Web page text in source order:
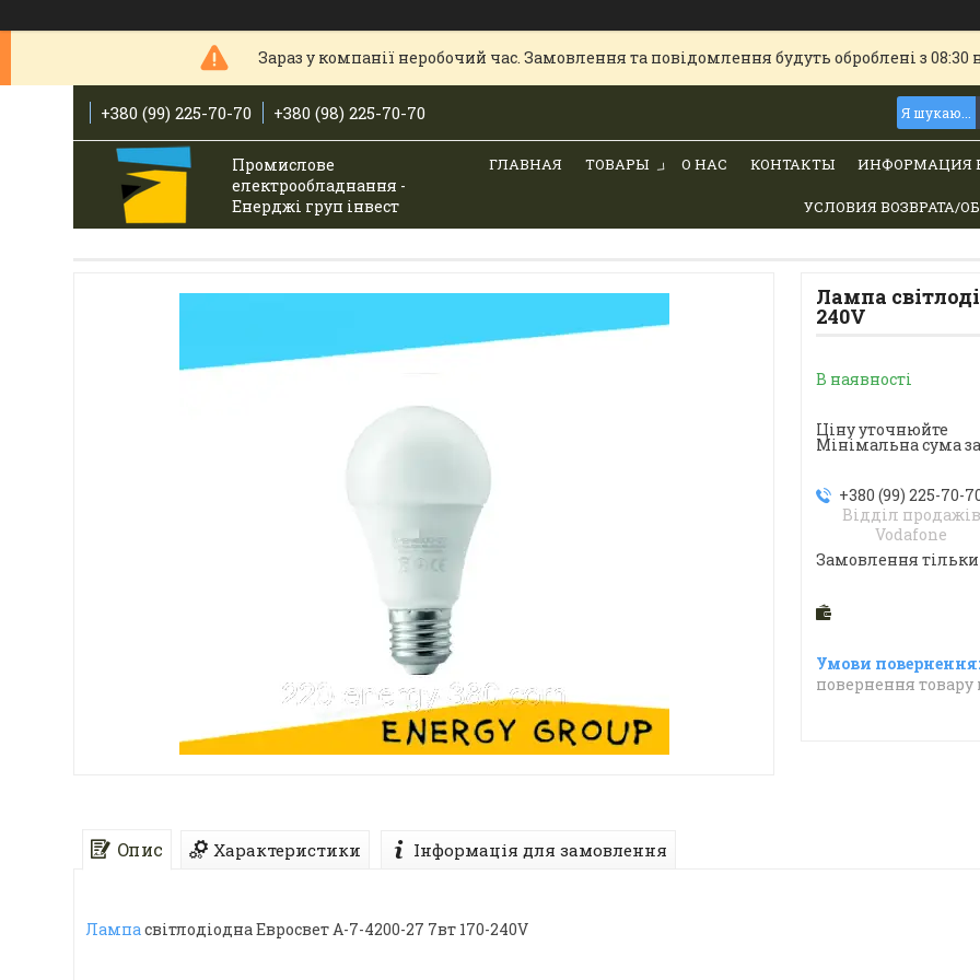
Зараз у компанії неробочий час. Замовлення та повідомлення будуть оброблені з
+380 (99) 225-70-70 +380 (98) 225-70-70
Промислове
електрообладнання -
Енерджі груп інвест
ГЛАВНАЯ ТОВАРЫ О НАС КОНТАКТЫ ИНФОРМАЦИЯ
УСЛОВИЯ ВОЗВРАТА/
Лампа
240V
В наявності
Ціну уточнюйте
Мінімальна сума
+380 (99) 225-70-
Відділ продажів
Vodafone
Замовлення
повернення
Опис Характеристики Інформація для замовлення
Лампасвітлодіодна Евросвет А-7-4200-27 7вт 170-240V